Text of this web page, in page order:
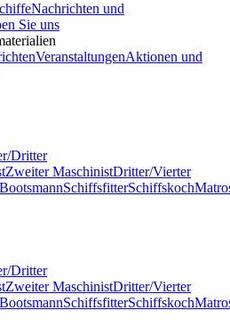
Nachrichten und
Sie uns
VeranstaltungenAktionen und
Dritter
Zweiter MaschinistDritter/Vierter
BootsmannSchiffsfitterSchiffskoch
Dritter
Zweiter MaschinistDritter/Vierter
BootsmannSchiffsfitterSchiffskoch